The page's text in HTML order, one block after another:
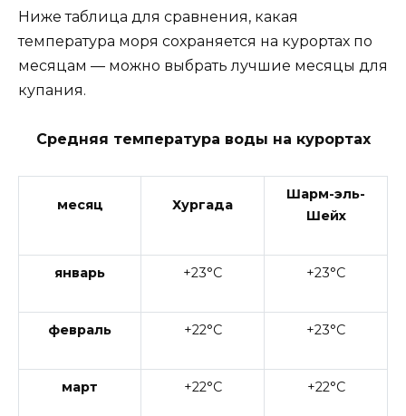
Ниже таблица для сравнения, какая
температура моря сохраняется на курортах по
месяцам — можно выбрать лучшие месяцы для
купания.
Средняя температура воды на курортах
месяц Хургада
Шарм-эль-
Шейх
январь +23°C +23°C
февраль +22°C +23°C
март +22°C +22°C